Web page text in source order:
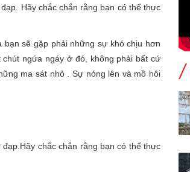
Hãy chắc chắn rằng bạn có thể thực
sẽ gặp phải những sự khó chịu hơn
ngứa ngáy ở đó, không phải bất cứ
ma sát nhỏ . Sự nóng lên và mồ hôi
chắc chắn rằng bạn có thể thực